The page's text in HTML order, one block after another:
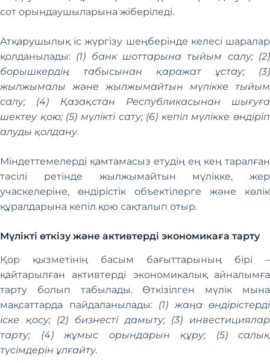
сот орындаушыларына жіберіледі.
Атқарушылық іс жүргізу шеңберінде келесі шаралар
қолданылады: (1) банк шоттарына тыйым салу; (2)
борышкердің табысынан қаражат ұстау; (3)
жылжымалы және жылжымайтын мүлікке тыйым
салу; (4) Қазақстан Республикасынан шығуға
шектеу қою; (5) мүлікті сату; (6) кепіл мүлікке өндіріп
алуды қолдану.
Міндеттемелерді қамтамасыз етудің ең кең таралған
тәсілі ретінде жылжымайтын мүлікке, жер
учаскелеріне, өндірістік объектілерге және көлік
құралдарына кепіл қою сақталып отыр.
Мүлікті өткізу және активтерді экономикаға тарту
Қор қызметінің басым бағыттарының бірі –
қайтарылған активтерді экономикалық айналымға
тарту болып табылады. Өткізілген мүлік мына
мақсаттарда пайдаланылады: (1) жаңа өндірістерді
іске қосу; (2) бизнесті дамыту; (3) инвестициялар
тарту; (4) жұмыс орындарын құру; (5) салық
түсімдерін ұлғайту.